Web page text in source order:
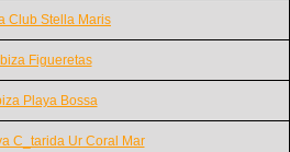
Club Stella Maris
Figueretas
Playa Bossa
C_tarida Ur Coral Mar